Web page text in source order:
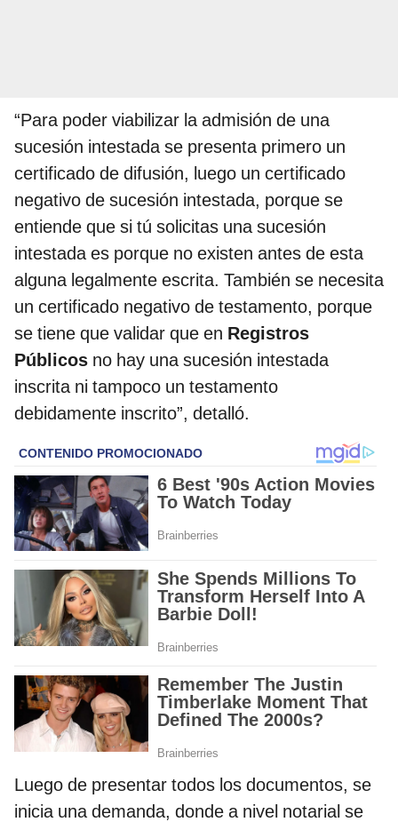
“Para poder viabilizar la admisión de una
sucesión intestada se presenta primero un
certificado de difusión, luego un certificado
negativo de sucesión intestada, porque se
entiende que si tú solicitas una sucesión
intestada es porque no existen antes de esta
alguna legalmente escrita. También se necesita
un certificado negativo de testamento, porque
se tiene que validar que en Registros
Públicos no hay una sucesión intestada
inscrita ni tampoco un testamento
debidamente inscrito”, detalló.
Luego de presentar todos los documentos, se
inicia una demanda, donde a nivel notarial se